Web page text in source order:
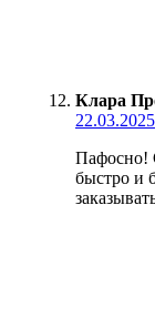
Клара
22.03.2025
Пафосно!
быстро и